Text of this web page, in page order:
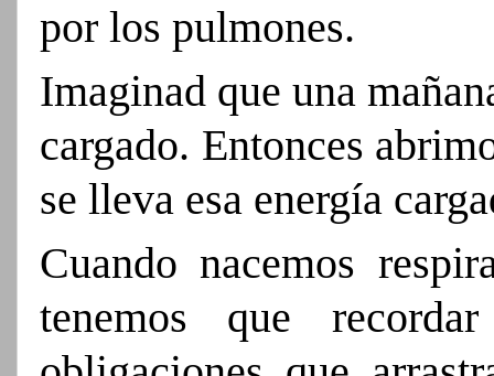
por los pulmones.
Imaginad que una
cargado. Entonces
se lleva esa energía
Cuando nacemos
tenemos que